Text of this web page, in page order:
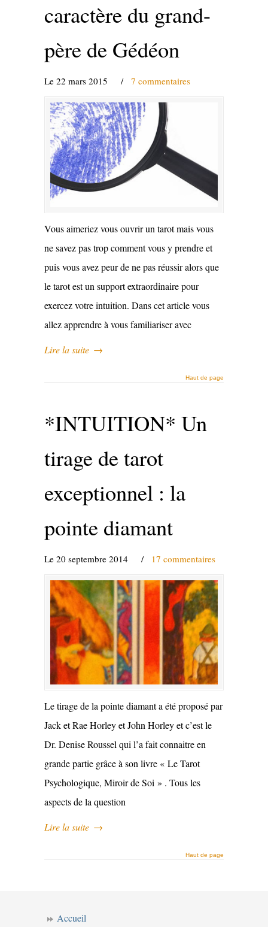
caractère du grand-
père de Gédéon
Le 22 mars 2015 / 7 commentaires
Vous aimeriez vous ouvrir un tarot mais vous
ne savez pas trop comment vous y prendre et
puis vous avez peur de ne pas réussir alors que
le tarot est un support extraordinaire pour
exercez votre intuition. Dans cet article vous
allez apprendre à vous familiariser avec
Lire la suite →
Haut de page
*INTUITION* Un
tirage de tarot
exceptionnel : la
pointe diamant
Le 20 septembre 2014 / 17 commentaires
Le tirage de la pointe diamant a été proposé par
Jack et Rae Horley et John Horley et c’est le
Dr. Denise Roussel qui l’a fait connaitre en
grande partie grâce à son livre « Le Tarot
Psychologique, Miroir de Soi » . Tous les
aspects de la question
Lire la suite →
Haut de page
Accueil